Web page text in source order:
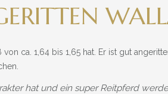
ca. 1,64 bis 1,65 hat. Er ist gut
hat und ein super Reitpferd